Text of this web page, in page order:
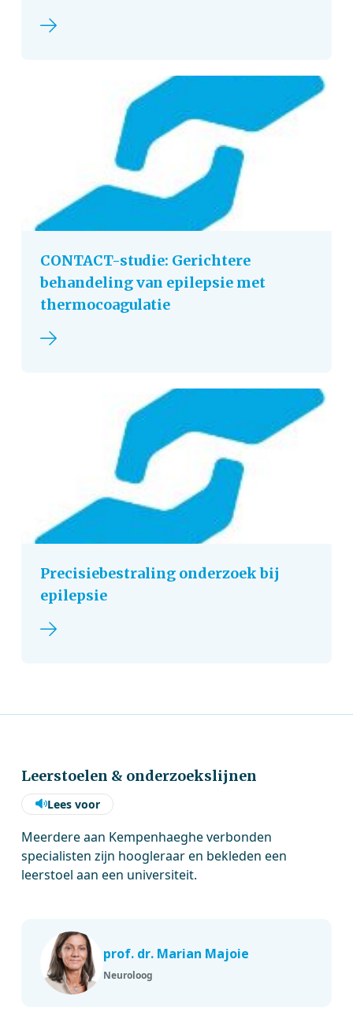
Lees verder
CONTACT-studie: Gerichtere
behandeling van epilepsie met
thermocoagulatie
Lees verder
Precisiebestraling onderzoek bij
epilepsie
Lees verder
Leerstoelen & onderzoekslijnen
Lees voor
Meerdere aan Kempenhaeghe verbonden
specialisten zijn hoogleraar en bekleden een
leerstoel aan een universiteit.
prof. dr. Marian Majoie
Neuroloog